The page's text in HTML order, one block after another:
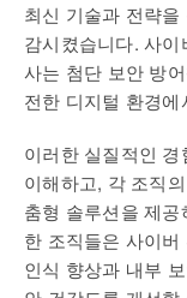
최신 기술과 전략
감시켰습니다. 사
사는 첨단 보안 방
전한 디지털 환경
이러한 실질적인
이해하고, 각 조직
춤형 솔루션을 제
한 조직들은 사이
인식 향상과 내부